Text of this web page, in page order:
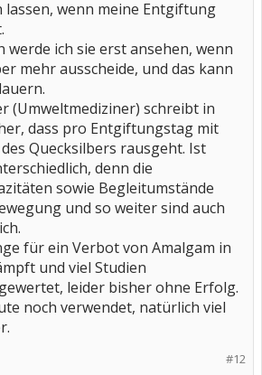
wenn meine Entgiftung
werde ich sie erst ansehen, wenn
mehr ausscheide, und das kann
(Umweltmediziner) schreibt in
dass pro Entgiftungstag mit
des Quecksilbers rausgeht. Ist
denn die
sowie Begleitumstände
und so weiter sind auch
für ein Verbot von Amalgam in
und viel Studien
leider bisher ohne Erfolg.
noch verwendet, natürlich viel
#12